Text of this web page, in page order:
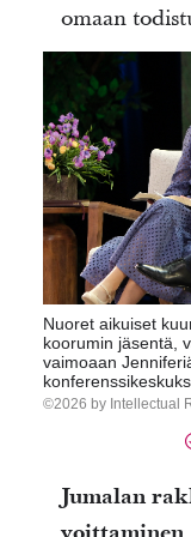
omaan
Nuoret aikuiset
koorumin jäsentä,
vaimoaan
2026 by Intellectual
Jumalan